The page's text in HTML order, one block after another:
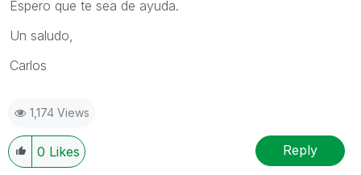
Espero que te sea de ayuda.
Un saludo,
Carlos
1,174 Views
0 Likes Reply